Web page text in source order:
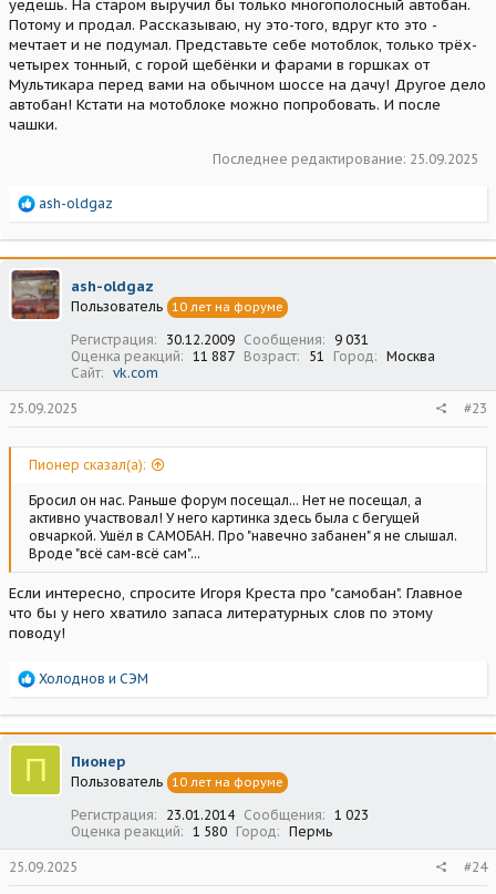
уедешь. На старом выручил бы только многополосный автобан.
Потому и продал. Рассказываю, ну это-того, вдруг кто это -
мечтает и не подумал. Представьте себе мотоблок, только трёх-
четырех тонный, с горой щебёнки и фарами в горшках от
Мультикара перед вами на обычном шоссе на дачу! Другое дело
автобан! Кстати на мотоблоке можно попробовать. И после
чашки.
Последнее редактирование: 25.09.2025
Р
а
к
ц
и
и
ash-oldgaz
ash-oldgaz
Пользователь 10 лет на форуме
Регистрация 30.12.2009 Сообщения
9 031
Оценка реакций
11 887 Возраст 51 Город
Москва
Сайт
vk.com
25.09.2025 #23
Пионер сказал(а):
Бросил он нас. Раньше форум посещал... Нет не посещал, а
активно участвовал! У него картинка здесь была с бегущей
овчаркой. Ушёл в САМОБАН. Про "навечно забанен" я не слышал.
Вроде "всё сам-всё сам"...
Если интересно, спросите Игоря Креста про "самобан". Главное
что бы у него хватило запаса литературных слов по этому
поводу!
Р
а
к
ц
и
и
Холоднов и СЭМ
П Пионер
Пользователь 10 лет на форуме
Регистрация 23.01.2014 Сообщения
1 023
Оценка реакций
1 580 Город Пермь
25.09.2025 #24